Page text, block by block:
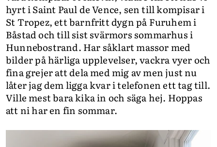
hyrt i Saint Paul de Vence, sen till kompisar i
St Tropez, ett barnfritt dygn på Furuhem i
Båstad och till sist svärmors sommarhus i
Hunnebostrand. Har såklart massor med
bilder på härliga upplevelser, vackra vyer och
fina grejer att dela med mig av men just nu
låter jag dem ligga kvar i telefonen ett tag till.
Ville mest bara kika in och säga hej. Hoppas
att ni har en fin sommar.